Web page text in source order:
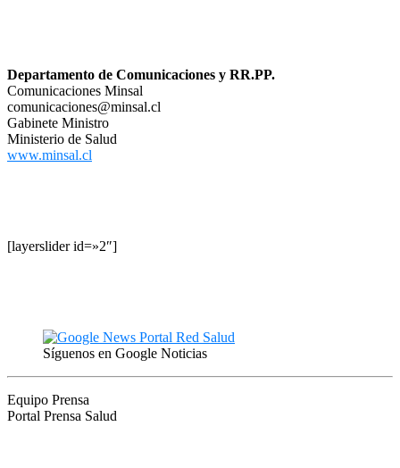
Departamento de Comunicaciones y RR.PP.
Comunicaciones Minsal
comunicaciones@minsal.cl
Gabinete Ministro
Ministerio de Salud
www.minsal.cl
[layerslider id=»2″]
Síguenos en Google Noticias
Equipo Prensa
Portal Prensa Salud